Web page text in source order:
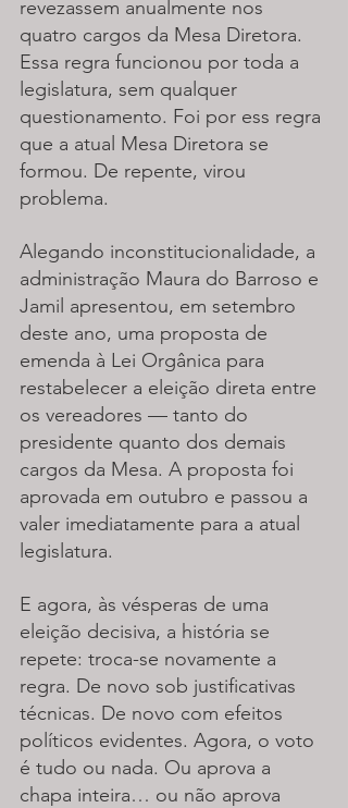
revezassem anualmente nos
quatro cargos da Mesa Diretora.
Essa regra funcionou por toda a
legislatura, sem qualquer
questionamento. Foi por ess regra
que a atual Mesa Diretora se
formou. De repente, virou
problema.
Alegando inconstitucionalidade, a
administração Maura do Barroso e
Jamil apresentou, em setembro
deste ano, uma proposta de
emenda à Lei Orgânica para
restabelecer a eleição direta entre
os vereadores — tanto do
presidente quanto dos demais
cargos da Mesa. A proposta foi
aprovada em outubro e passou a
valer imediatamente para a atual
legislatura.
E agora, às vésperas de uma
eleição decisiva, a história se
repete: troca-se novamente a
regra. De novo sob justificativas
técnicas. De novo com efeitos
políticos evidentes. Agora, o voto
é tudo ou nada. Ou aprova a
chapa inteira… ou não aprova